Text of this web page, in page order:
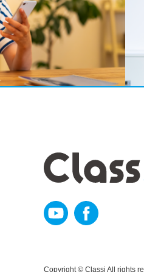
Copyright © Classi All rights